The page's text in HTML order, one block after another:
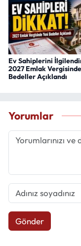
Ev Sahiplerini
2027 Emlak
Bedeller Açıklandı
Yorumlar
Gönder